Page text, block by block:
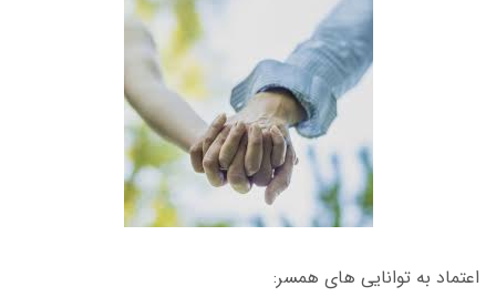
اعتماد به توانایی های همسر: